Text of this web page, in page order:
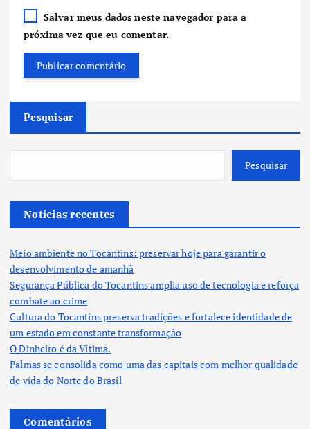
Salvar meus dados neste navegador para a
próxima vez que eu comentar.
Pesquisar
Pesquisar
Notícias recentes
Meio ambiente no Tocantins: preservar hoje para garantir o
desenvolvimento de amanhã
Segurança Pública do Tocantins amplia uso de tecnologia e reforça
combate ao crime
Cultura do Tocantins preserva tradições e fortalece identidade de
um estado em constante transformação
O Dinheiro é da Vítima.
Palmas se consolida como uma das capitais com melhor qualidade
de vida do Norte do Brasil
Comentários